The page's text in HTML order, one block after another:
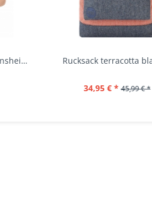
Trachtentasche Seinsheim lachs rosa Werner...
34,95 € * 45,99 € *